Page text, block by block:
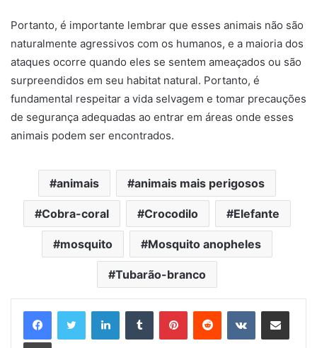
Portanto, é importante lembrar que esses animais não são
naturalmente agressivos com os humanos, e a maioria dos
ataques ocorre quando eles se sentem ameaçados ou são
surpreendidos em seu habitat natural. Portanto, é
fundamental respeitar a vida selvagem e tomar precauções
de segurança adequadas ao entrar em áreas onde esses
animais podem ser encontrados.
animais animais mais perigosos
Cobra-coral Crocodilo Elefante
mosquito Mosquito anopheles
Tubarão-branco